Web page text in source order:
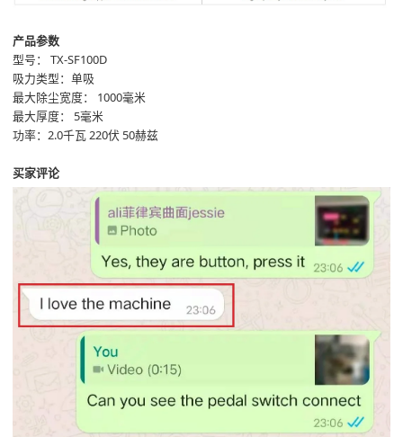
产品参数
型号：TX-SF100D
吸力类型：单吸
最大除尘宽度： 1000毫米
最大厚度： 5毫米
功率：2.0千瓦 220伏 50赫兹
买家评论